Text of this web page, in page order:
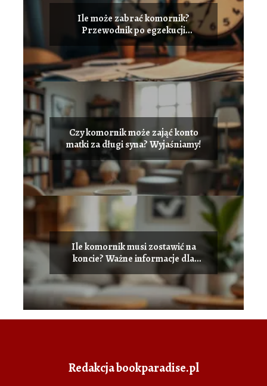
Ile może zabrać komornik?
Przewodnik po egzekucji
komorniczej
Czy komornik może zająć konto
matki za długi syna? Wyjaśniamy!
Ile komornik musi zostawić na
koncie? Ważne informacje dla
dłużników
Redakcja bookparadise.pl